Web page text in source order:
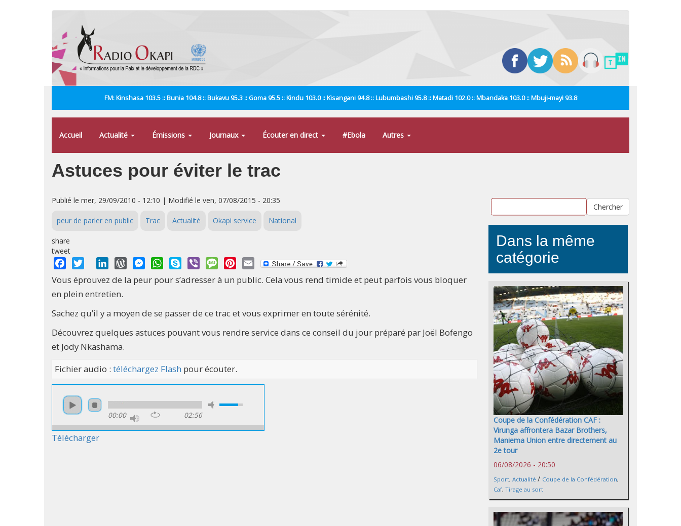
FM: Kinshasa 103.5 :: Bunia 104.8 :: Bukavu 95.3 :: Goma 95.5 :: Kindu 103.0 :: Kisangani 94.8 :: Lubumbashi 95.8 :: Matadi 102.0 :: Mbandaka 103.0 :: Mbuji-mayi 93.8
Accueil Actualité Émissions Journaux Écouter en direct #Ebola Autres
Astuces pour éviter le trac
Publié le mer, 29/09/2010 - 12:10 | Modifié le ven, 07/08/2015 - 20:35
peur de parler en public Trac Actualité Okapi service National
share
tweet
Facebook
Twitter LinkedInWordPressMessengerWhatsApp
Skype Viber MessagePinterest
Email
Vous éprouvez de la peur pour s’adresser à un public. Cela vous rend timide et peut parfois vous bloquer
en plein entretien.
Sachez qu’il y a moyen de se passer de ce trac et vous exprimer en toute sérénité.
Découvrez quelques astuces pouvant vous rendre service dans ce conseil du jour préparé par Joël Bofengo
et Jody Nkashama.
Fichier audio : téléchargez Flash pour écouter.
00:00 02:56
Télécharger
Chercher
Dans la même
catégorie
Coupe de la Confédération CAF :
Virunga affrontera Bazar Brothers,
Maniema Union entre directement au
2e tour
06/08/2026 - 20:50
Sport, Actualité / Coupe de la Confédération,
Caf, Tirage au sort